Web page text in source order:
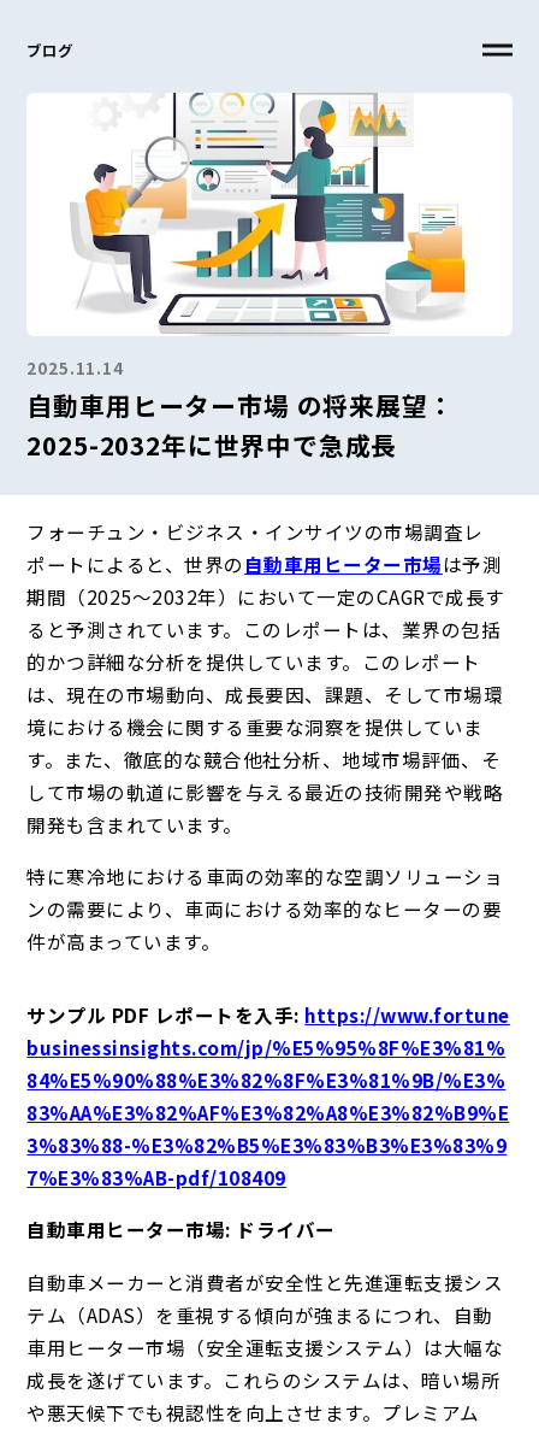
ブログ
2025.11.14
自動車用ヒーター市場 の将来展望：
2025-2032年に世界中で急成長
フォーチュン・ビジネス・インサイツの市場調査レ
ポートによると、世界の 自動車用ヒーター市場は予測
期間（2025～2032年）において一定のCAGRで成長す
ると予測されています。このレポートは、業界の包括
的かつ詳細な分析を提供しています。このレポート
は、現在の市場動向、成長要因、課題、そして市場環
境における機会に関する重要な洞察を提供していま
す。また、徹底的な競合他社分析、地域市場評価、そ
して市場の軌道に影響を与える最近の技術開発や戦略
開発も含まれています。
特に寒冷地における車両の効率的な空調ソリューショ
ンの需要により、車両における効率的なヒーターの要
件が高まっています。
サンプル PDF レポートを入手: https://www.fortune
businessinsights.com/jp/%E5%95%8F%E3%81%
84%E5%90%88%E3%82%8F%E3%81%9B/%E3%
83%AA%E3%82%AF%E3%82%A8%E3%82%B9%E
3%83%88-%E3%82%B5%E3%83%B3%E3%83%9
7%E3%83%AB-pdf/108409
自動車用ヒーター市場: ドライバー
自動車メーカーと消費者が安全性と先進運転支援シス
テム（ADAS）を重視する傾向が強まるにつれ、自動
車用ヒーター市場（安全運転支援システム）は大幅な
成長を遂げています。これらのシステムは、暗い場所
や悪天候下でも視認性を向上させます。プレミアム